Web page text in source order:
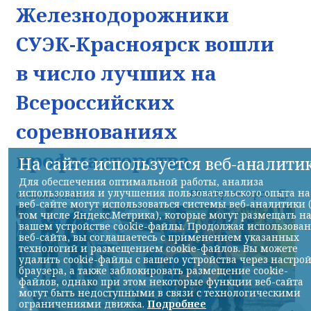
Железнодорожники
СУЭК-Красноярск вошли
в число лучших на
Всероссийских
соревнованиях
профмастерства
07.08.2026 22:13 НИА-Красноярск
На сайте используется веб-
Для обеспечения оптимальной работы, анализа
использования и улучшения пользовательского опыта на
веб-сайте могут использоваться системы веб-аналитики
том числе Яндекс.Метрика), которые могут размещать на
вашем устройстве cookie-файлы. Продолжая
веб-сайта, вы соглашаетесь с применением указанных
технологий и размещением cookie-файлов. Вы можете
удалить cookie-файлы с вашего устройства через
браузера, а также заблокировать размещение cookie-
файлов, однако при этом некоторые функции веб-сайта
могут быть недоступными в связи с технологическими
ограничениями движка. Подробнее